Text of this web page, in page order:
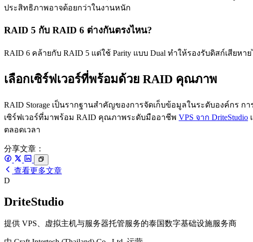
ประสิทธิภาพอาจด้อยกว่าในงานหนัก
RAID 5 กับ RAID 6 ต่างกันตรงไหน?
RAID 6 คล้ายกับ RAID 5 แต่ใช้ Parity แบบ Dual ทำให้รองรับดิสก์เสีย
เลือกเซิร์ฟเวอร์ที่พร้อมด้วย RAID คุณภาพ
RAID Storage เป็นรากฐานสำคัญของการจัดเก็บข้อมูลในระดับองค์กร
เซิร์ฟเวอร์ที่มาพร้อม RAID คุณภาพระดับมืออาชีพ VPS จาก DriteStudio
ตลอดเวลา
分享文章：
查看更多文章
D
DriteStudio
提供 VPS、虚拟主机与服务器托管服务的泰国数字基础设施服务商